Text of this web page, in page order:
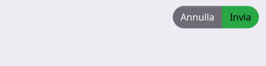
Annulla Invia